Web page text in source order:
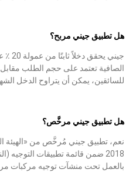
هل تطبيق جيني مربح؟
الصافية تعتمد على حجم الطلب مقابل
للسائقين، يمكن أن يتراوح الدخل
هل تطبيق جيني مرخَّص؟
2018 ضمن قائمة تطبيقات التوجيه
بالعمل تحت منشآت توجيه مركبات